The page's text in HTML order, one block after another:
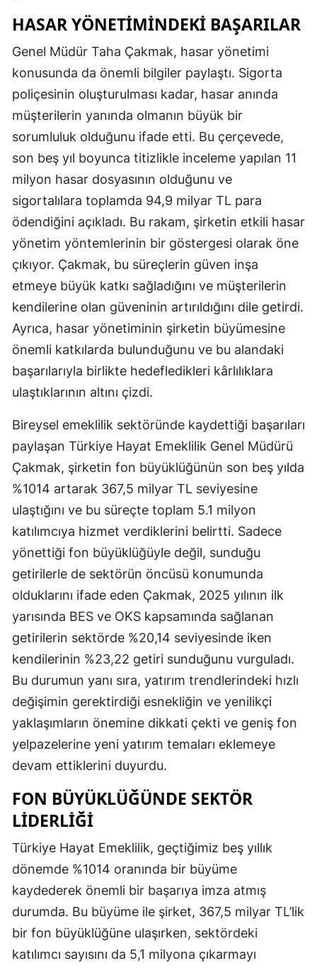
Malatya
Manisa
Kahramanmaraş
Mardin
Muğla
Muş
Nevşehir
Niğde
Ordu
Sakarya
Samsun
Sivas
Tekirdağ
Tokat
Trabzon
Tunceli
Şanlıurfa
Uşak
Van
Yozgat
Zonguldak
Aksaray
Karaman
Batman
Bartın
Ardahan
HASAR YÖNETIMINDEKI BAŞARILAR
Genel Müdür Taha Çakmak, hasar yönetimi
konusunda da önemli bilgiler paylaştı. Sigorta
poliçesinin oluşturulması kadar, hasar anında
müşterilerin yanında olmanın büyük bir
sorumluluk olduğunu ifade etti. Bu çerçevede,
son beş yıl boyunca titizlikle inceleme yapılan 11
milyon hasar dosyasının olduğunu ve
sigortalılara toplamda 94,9 milyar TL para
ödendiğini açıkladı. Bu rakam, şirketin etkili hasar
yönetim yöntemlerinin bir göstergesi olarak öne
çıkıyor. Çakmak, bu süreçlerin güven inşa
etmeye büyük katkı sağladığını ve müşterilerin
kendilerine olan güveninin artırıldığını dile getirdi.
Ayrıca, hasar yönetiminin şirketin büyümesine
önemli katkılarda bulunduğunu ve bu alandaki
başarılarıyla birlikte hedefledikleri kârlılıklara
ulaştıklarının altını çizdi.
Bireysel emeklilik sektöründe kaydettiği başarıları
paylaşan Türkiye Hayat Emeklilik Genel Müdürü
Çakmak, şirketin fon büyüklüğünün son beş yılda
%1014 artarak 367,5 milyar TL seviyesine
ulaştığını ve bu süreçte toplam 5.1 milyon
katılımcıya hizmet verdiklerini belirtti. Sadece
yönettiği fon büyüklüğüyle değil, sunduğu
getirilerle de sektörün öncüsü konumunda
olduklarını ifade eden Çakmak, 2025 yılının ilk
yarısında BES ve OKS kapsamında sağlanan
getirilerin sektörde %20,14 seviyesinde iken
kendilerinin %23,22 getiri sunduğunu vurguladı.
Bu durumun yanı sıra, yatırım trendlerindeki hızlı
değişimin gerektirdiği esnekliğin ve yenilikçi
yaklaşımların önemine dikkati çekti ve geniş fon
yelpazelerine yeni yatırım temaları eklemeye
devam ettiklerini duyurdu.
FON BÜYÜKLÜĞÜNDE SEKTÖR
LIDERLIĞI
Türkiye Hayat Emeklilik, geçtiğimiz beş yıllık
dönemde %1014 oranında bir büyüme
kaydederek önemli bir başarıya imza atmış
durumda. Bu büyüme ile şirket, 367,5 milyar TL’lik
bir fon büyüklüğüne ulaşırken, sektördeki
katılımcı sayısını da 5,1 milyona çıkarmayı